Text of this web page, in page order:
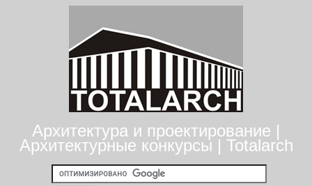
Архитектура и проектирование |
Архитектурные конкурсы | Totalarch